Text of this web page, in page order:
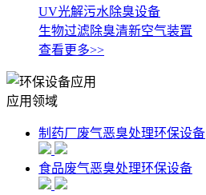
UV光解污水除臭设备
生物过滤除臭清新空气装置
查看更多>>
应用领域
制药厂废气恶臭处理环保设备
食品废气恶臭处理环保设备